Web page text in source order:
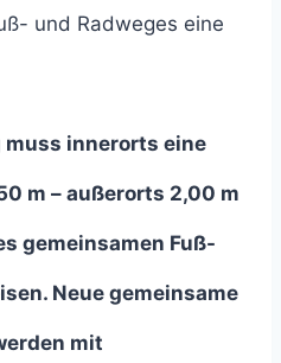
und Radweges eine
muss innerorts eine
m – außerorts 2,00 m
gemeinsamen Fuß-
Neue gemeinsame
mit